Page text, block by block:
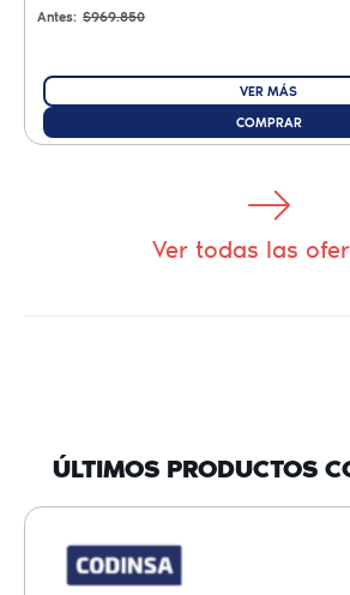
Antes: $969.850
VER MÁS
COMPRAR
Ver todas las
ÚLTIMOS PRODUCTOS